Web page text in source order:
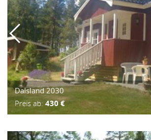
Dalsland 2030
Preis ab: 430 €